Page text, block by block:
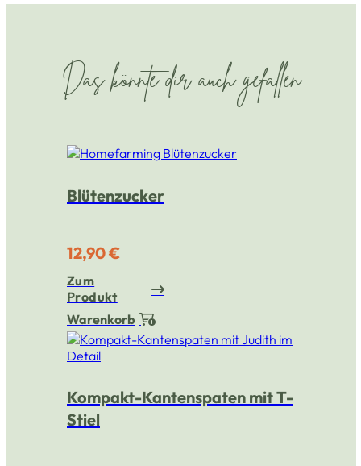
Das könnte dir auch gefallen
Blütenzucker
12,90 €
Zum
Produkt
Warenkorb
Kompakt-Kantenspaten mit T-
Stiel